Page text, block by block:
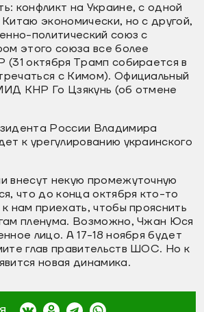
конфликт на Украине, с одной
экономически, но с другой,
политический союз с
этого союза все более
октября Трамп собирается в
с Кимом). Официальный
КНР Го Цзякунь (об отмене
России Владимира
к урегулированию украинского
внесут некую промежуточную
что до конца октября кто-то
нам приехать, чтобы прояснить
пленума. Возможно, Чжан Юся
лицо. А 17-18 ноября будет
глав правительств ШОС. Но к
новая динамика.